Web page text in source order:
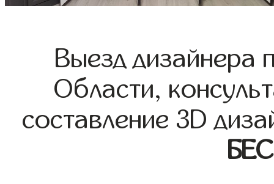
Выезд дизайнера
Области,
составление 3D